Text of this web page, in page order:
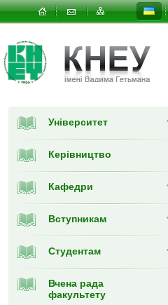
Університет
Керівництво
Кафедри
Вступникам
Студентам
Вчена рада
факультету